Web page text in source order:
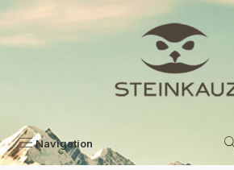
Zum Hauptinhalt springen
Navigation